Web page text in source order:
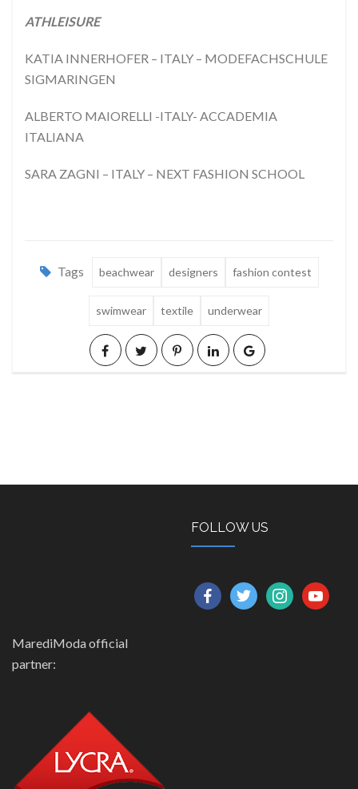
ATHLEISURE
KATIA INNERHOFER – ITALY – MODEFACHSCHULE
SIGMARINGEN
ALBERTO MAIORELLI -ITALY- ACCADEMIA
ITALIANA
SARA ZAGNI – ITALY – NEXT FASHION SCHOOL
Tags beachwear designers fashion contest
swimwear textile underwear
FOLLOW US
facebooktwitterinstagramyoutube
MarediModa official
partner: